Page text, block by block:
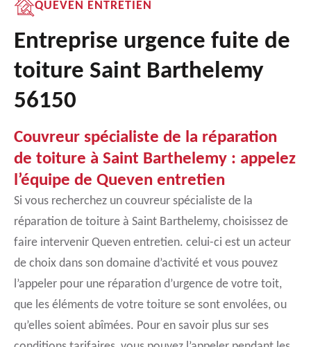
QUEVEN ENTRETIEN
Entreprise urgence fuite de
toiture Saint Barthelemy
56150
Couvreur spécialiste de la réparation
de toiture à Saint Barthelemy : appelez
l’équipe de Queven entretien
Si vous recherchez un couvreur spécialiste de la
réparation de toiture à Saint Barthelemy, choisissez de
faire intervenir Queven entretien. celui-ci est un acteur
de choix dans son domaine d’activité et vous pouvez
l’appeler pour une réparation d’urgence de votre toit,
que les éléments de votre toiture se sont envolées, ou
qu’elles soient abîmées. Pour en savoir plus sur ses